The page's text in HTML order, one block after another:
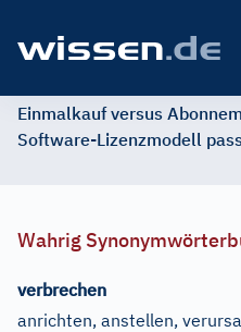
Einmalkauf versus
Software-Lizenzmodell
Wahrig
verbrechen
anrichten, anstellen,